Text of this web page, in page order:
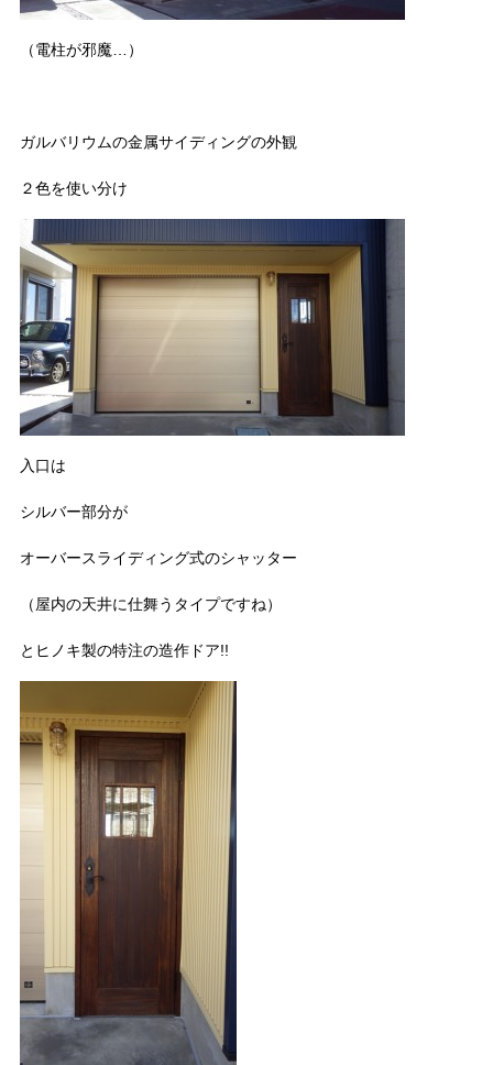
（電柱が邪魔…）
ガルバリウムの金属サイディングの外観
２色を使い分け
入口は
シルバー部分が
オーバースライディング式のシャッター
（屋内の天井に仕舞うタイプですね）
とヒノキ製の特注の造作ドア!!